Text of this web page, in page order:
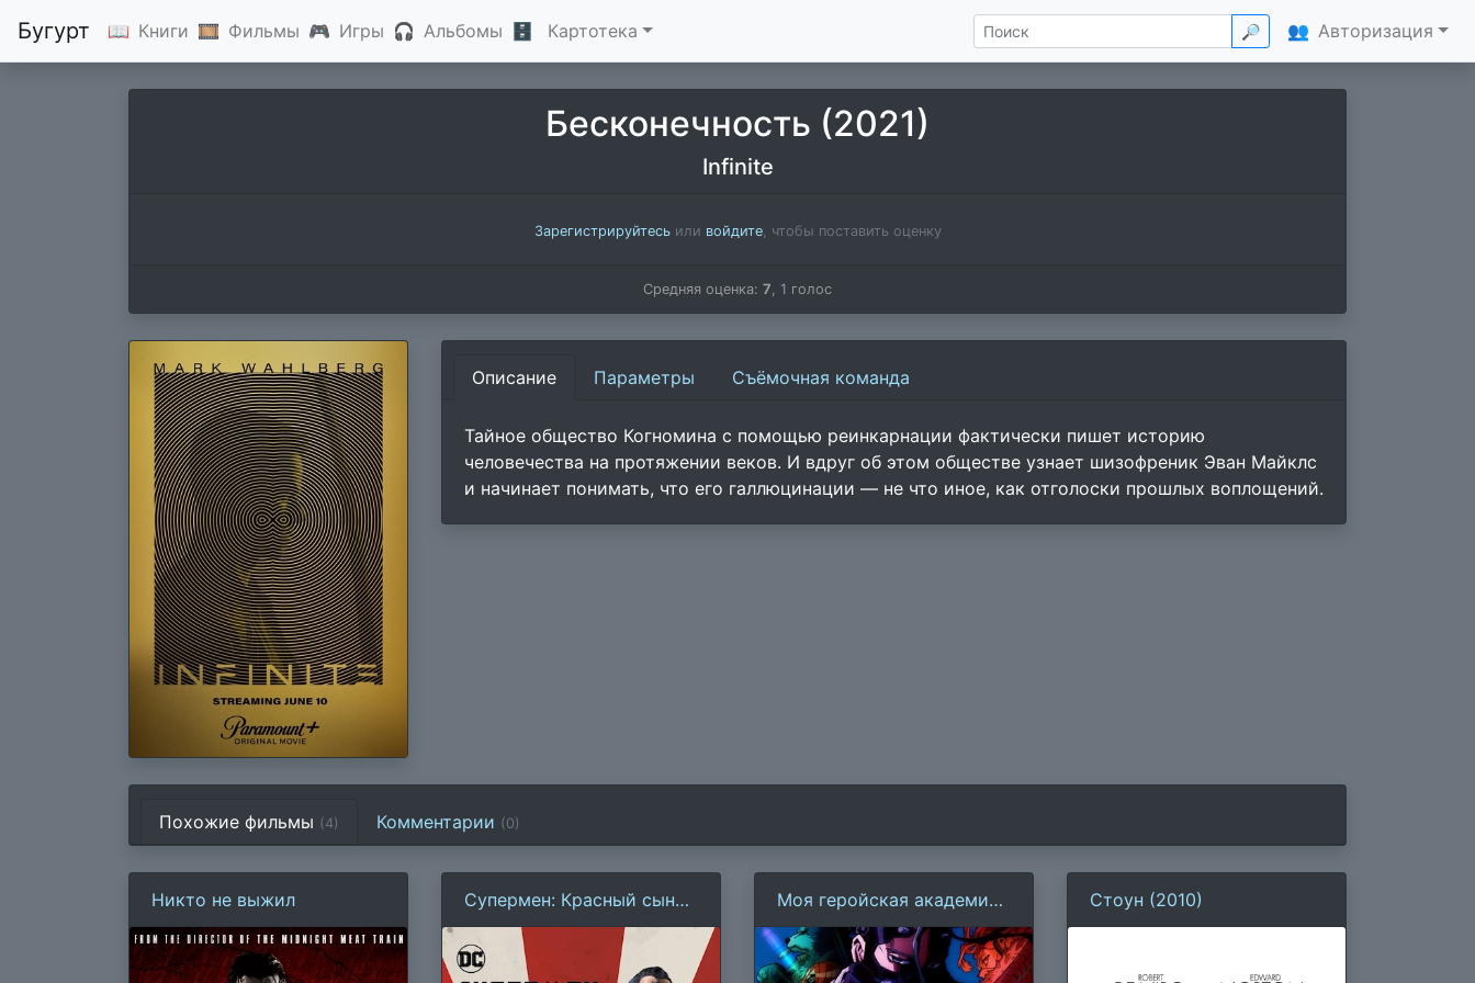
Бугурт 📖 Книги 🎞 Фильмы 🎮 Игры 🎧 Альбомы 🗄 Картотека 🔎 👥 Авторизация
Бесконечность (2021)
Infinite
Зарегистрируйтесьили войдите, чтобы поставить оценку
Средняя оценка: 7, 1 голос
Описание Параметры Съёмочная команда
Тайное общество Когномина с помощью реинкарнации фактически пишет историю
человечества на протяжении веков. И вдруг об этом обществе узнает шизофреник Эван Майклс
и начинает понимать, что его галлюцинации — не что иное, как отголоски прошлых воплощений.
Похожие фильмы (4) Комментарии (0)
Никто не выжил
Супермен: Красный сын
(2020)
Моя геройская академия.
Фильм 2: Герои восстанут
Стоун (2010)